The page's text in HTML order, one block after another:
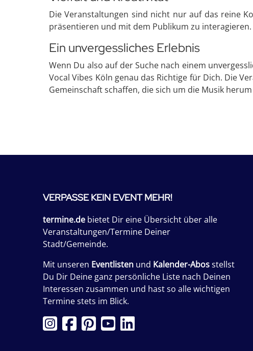
Die Veranstaltungen sind nicht nur auf das reine
präsentieren und mit dem Publikum zu
Ein unvergessliches Erlebnis
Wenn Du also auf der Suche nach einem
Vocal Vibes Köln genau das Richtige für Dich. Die
Gemeinschaft schaffen, die sich um die Musik
VERPASSE KEIN EVENT MEHR!
termine.de bietet Dir eine Übersicht über alle
Veranstaltungen/Termine Deiner
Stadt/Gemeinde.
Mit unseren Eventlisten und Kalender-Abosstellst
Du Dir Deine ganz persönliche Liste nach Deinen
Interessen zusammen und hast so alle wichtigen
Termine stets im Blick.